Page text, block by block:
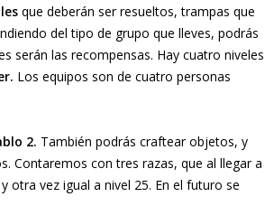
que deberán ser resueltos, trampas que
del tipo de grupo que lleves, podrás
serán las recompensas. Hay cuatro niveles
Los equipos son de cuatro personas
2. También podrás craftear objetos, y
Contaremos con tres razas, que al llegar a
otra vez igual a nivel 25. En el futuro se